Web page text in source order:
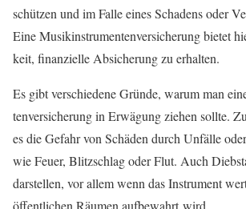
schüt­zen und im Fal­le eines Scha­dens oder
Eine Musik­in­stru­men­ten­ver­si­che­rung bie­tet
keit, finan­zi­el­le Absi­che­rung zu erhalten.
Es gibt ver­schie­de­ne Grün­de, war­um man
ten­ver­si­che­rung in Erwä­gung zie­hen soll­te.
es die Gefahr von Schä­den durch Unfäl­le
wie Feu­er, Blitz­schlag oder Flut. Auch
dar­stel­len, vor allem wenn das Instru­ment
öffent­li­chen Räu­men auf­be­wahrt wird.